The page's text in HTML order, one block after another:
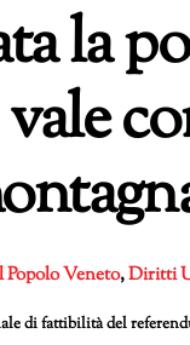
la
Veneto,Diritti
di fattibilità del